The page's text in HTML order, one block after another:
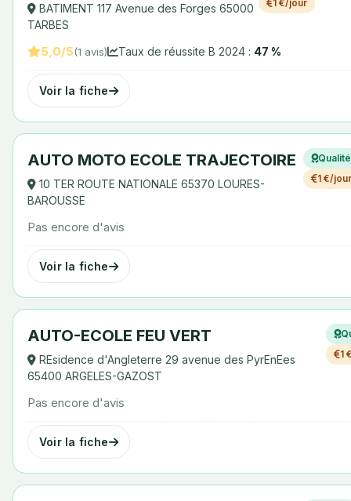
BATIMENT 117 Avenue des Forges 65000
TARBES
1 €/jour
5,0/5(1 avis) Taux de réussite B 2024 : 47 %
Voir la fiche
AUTO MOTO ECOLE TRAJECTOIRE
10 TER ROUTE NATIONALE 65370 LOURES-
BAROUSSE
Qualité
1 €/
Pas encore d'avis
Voir la fiche
AUTO-ECOLE FEU VERT
REsidence d'Angleterre 29 avenue des PyrEnEes
65400 ARGELES-GAZOST
1
Pas encore d'avis
Voir la fiche